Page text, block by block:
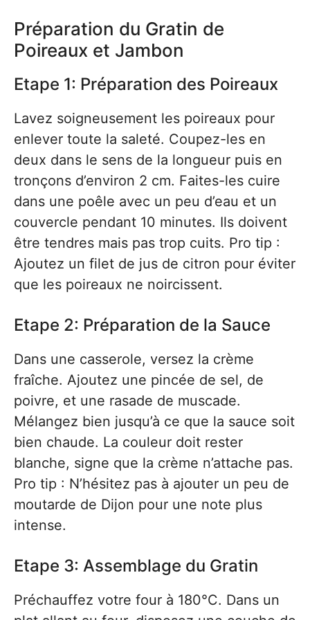
Préparation du Gratin de
Poireaux et Jambon
Etape 1: Préparation des Poireaux
Lavez soigneusement les poireaux pour
enlever toute la saleté. Coupez-les en
deux dans le sens de la longueur puis en
tronçons d’environ 2 cm. Faites-les cuire
dans une poêle avec un peu d’eau et un
couvercle pendant 10 minutes. Ils doivent
être tendres mais pas trop cuits. Pro tip :
Ajoutez un filet de jus de citron pour éviter
que les poireaux ne noircissent.
Etape 2: Préparation de la Sauce
Dans une casserole, versez la crème
fraîche. Ajoutez une pincée de sel, de
poivre, et une rasade de muscade.
Mélangez bien jusqu’à ce que la sauce soit
bien chaude. La couleur doit rester
blanche, signe que la crème n’attache pas.
Pro tip : N’hésitez pas à ajouter un peu de
moutarde de Dijon pour une note plus
intense.
Etape 3: Assemblage du Gratin
Préchauffez votre four à 180°C. Dans un